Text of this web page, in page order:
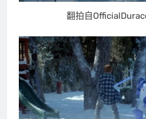
翻拍自